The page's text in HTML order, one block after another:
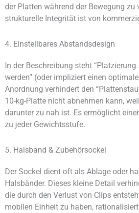
der Platten während der Bewegung zu
strukturelle Integrität ist von
4. Einstellbares Abstandsdesign
In der Beschreibung steht
werden” (oder impliziert einen
Anordnung verhindert den
10-kg-Platte nicht abnehmen kann,
darunter zu nah ist. Es ermöglicht
zu jeder Gewichtsstufe.
5. Halsband & Zubehörsockel
Der Sockel dient oft als Ablage oder
Halsbänder. Dieses kleine Detail
die durch den Verlust von Clips
mobilen Einheit zu haben,